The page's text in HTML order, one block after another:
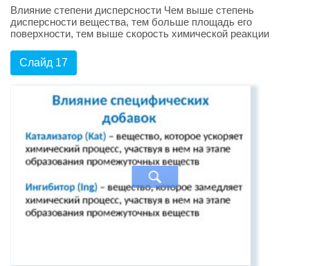
Влияние степени дисперсности Чем выше степень
дисперсности вещества, тем больше площадь его
поверхности, тем выше скорость химической реакции
Слайд 17